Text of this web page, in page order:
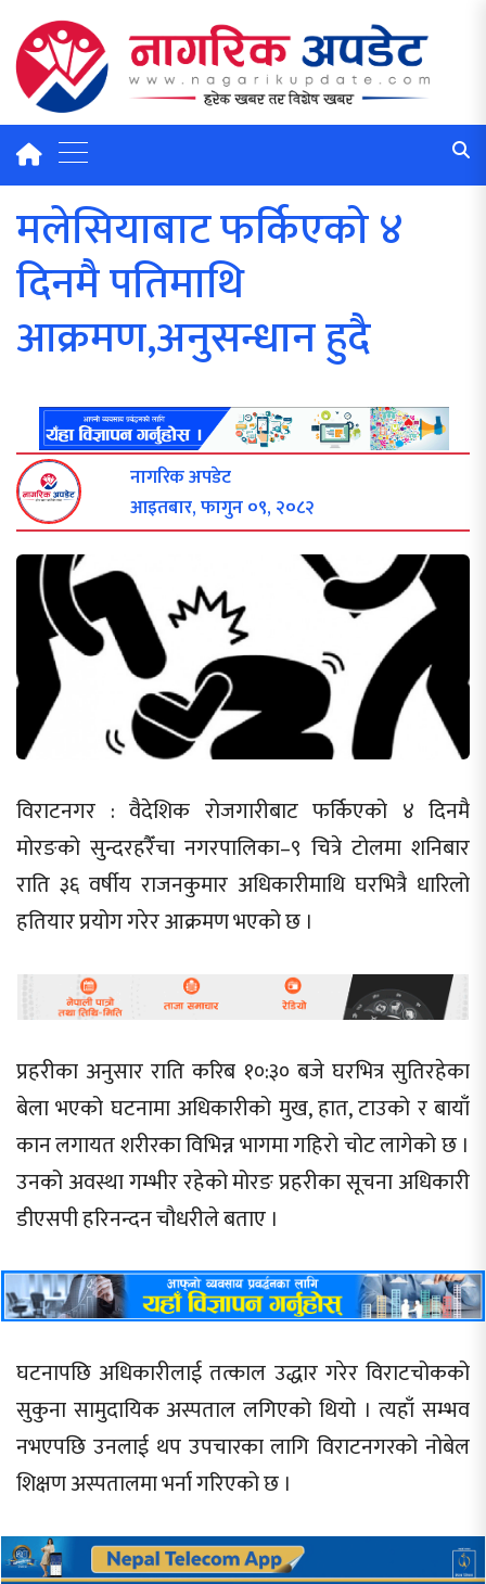
मलेसियाबाट फर्किएको ४
दिनमै पतिमाथि
आक्रमण,अनुसन्धान हुदै
नागरिक अपडेट
आइतबार, फागुन ०९, २०८२
विराटनगर : वैदेशिक रोजगारीबाट फर्किएको ४ दिनमै
मोरङको सुन्दरहरैँचा नगरपालिका–९ चित्रे टोलमा शनिबार
राति ३६ वर्षीय राजनकुमार अधिकारीमाथि घरभित्रै धारिलो
हतियार प्रयोग गरेर आक्रमण भएको छ ।
प्रहरीका अनुसार राति करिब १०:३० बजे घरभित्र सुतिरहेका
बेला भएको घटनामा अधिकारीको मुख, हात, टाउको र बायाँ
कान लगायत शरीरका विभिन्न भागमा गहिरो चोट लागेको छ ।
उनको अवस्था गम्भीर रहेको मोरङ प्रहरीका सूचना अधिकारी
डीएसपी हरिनन्दन चौधरीले बताए ।
घटनापछि अधिकारीलाई तत्काल उद्धार गरेर विराटचोकको
सुकुना सामुदायिक अस्पताल लगिएको थियो । त्यहाँ सम्भव
नभएपछि उनलाई थप उपचारका लागि विराटनगरको नोबेल
शिक्षण अस्पतालमा भर्ना गरिएको छ ।